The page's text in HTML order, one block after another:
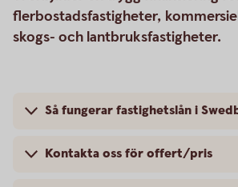
flerbostadsfastigheter,
skogs- och lantbruksfastigheter.
Så fungerar fastighetslån i
Kontakta oss för offert/pris